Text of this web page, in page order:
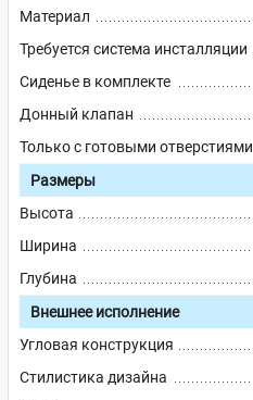
Материал
Требуется система инсталляции
Сиденье в комплекте
Донный клапан
Только с готовыми отверстиями
Размеры
Высота
Ширина
Глубина
Внешнее исполнение
Угловая конструкция
Стилистика дизайна